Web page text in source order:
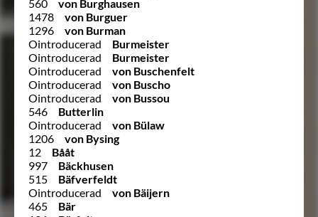
560
von Burghausen
1478
von Burguer
1296
von Burman
Ointroducerad
Burmeister
Ointroducerad
Burmeister
Ointroducerad
von Buschenfelt
Ointroducerad
von Buscho
Ointroducerad
von Bussou
546
Butterlin
Ointroducerad
von Bülaw
1206
von Bysing
12
Bååt
997
Bäckhusen
515
Bäfverfeldt
Ointroducerad
von Bäijern
465
Bär